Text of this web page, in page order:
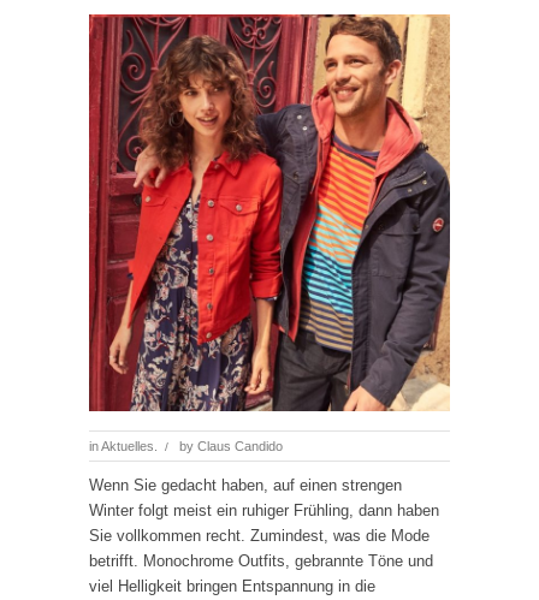
inAktuelles. / by Claus Candido
Wenn Sie gedacht haben, auf einen strengen
Winter folgt meist ein ruhiger Frühling, dann haben
Sie vollkommen recht. Zumindest, was die Mode
betrifft. Monochrome Outfits, gebrannte Töne und
viel Helligkeit bringen Entspannung in die